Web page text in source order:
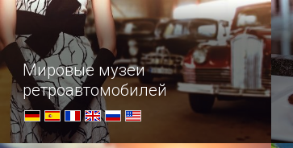
Мировые музеи
ретроавтомобилей